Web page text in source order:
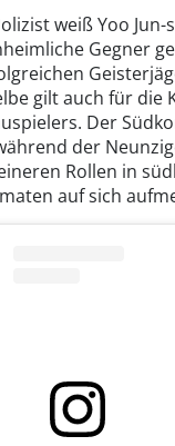
weiß Yoo Jun-
Gegner
gilt auch für die
Der
der
Rollen in
auf sich